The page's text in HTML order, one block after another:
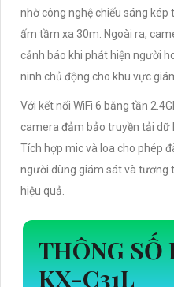
nhờ công nghệ chiếu sáng kép
ấm tầm xa 30m. Ngoài ra,
cảnh báo khi phát hiện người
ninh chủ động cho khu vực
Với kết nối WiFi 6 băng tần
camera đảm bảo truyền tải dữ
Tích hợp mic và loa cho phép
người dùng giám sát và tương
hiệu quả.
THÔNG SỐ
KX-C31L